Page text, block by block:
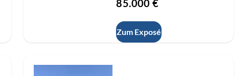
85.000 €
Zum Exposé